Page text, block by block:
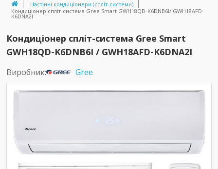
Настінні кондиціонери (спліт-системи)
Кондиціонер спліт-система Gree Smart GWH18QD-K6DNB6I/ GWH18AFD-
K6DNA2I
Кондиціонер спліт-система Gree Smart
GWH18QD-K6DNB6I / GWH18AFD-K6DNA2I
Виробник: Gree